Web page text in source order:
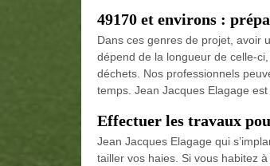
49170 et environs :
Dans ces genres de projet, avoir
dépend de la longueur de celle-
déchets. Nos professionnels
temps. Jean Jacques Elagage
Effectuer les travaux
Jean Jacques Elagage qui
tailler vos haies. Si vous habitez